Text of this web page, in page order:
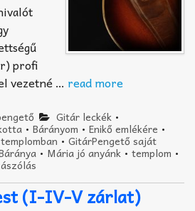
profi
vezetné … read more
Gitár leckék•
•Bárányom •Enikő emlékére •
• GitárPengető saját
• Mária jó anyánk • templom •
(I-IV-V zárlat)